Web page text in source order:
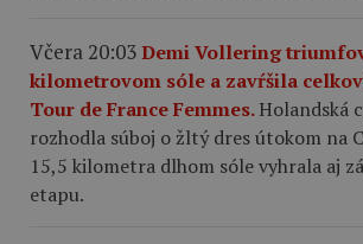
Včera 20:03Demi Vollering
kilometrovom sóle a zavŕšila
Tour de France Femmes.Holandská
rozhodla súboj o žltý dres útokom na
15,5 kilometra dlhom sóle vyhrala aj
etapu.